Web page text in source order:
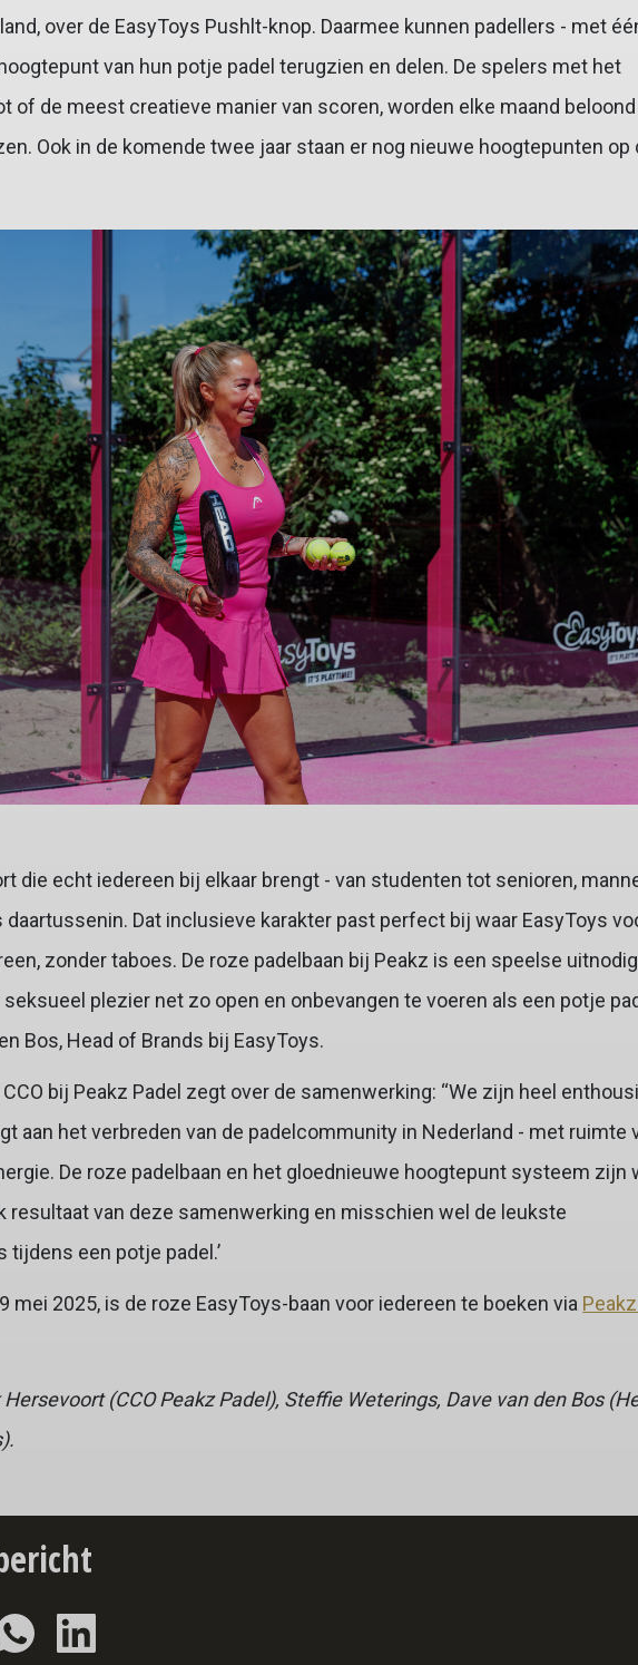
over de EasyToys Pushlt-knop. Daarmee kunnen padellers - met
van hun potje padel terugzien en delen. De spelers met het
of de meest creatieve manier van scoren, worden elke maand
Ook in de komende twee jaar staan er nog nieuwe hoogtepunten op
die echt iedereen bij elkaar brengt - van studenten tot senioren,
daartussenin. Dat inclusieve karakter past perfect bij waar EasyToys
zonder taboes. De roze padelbaan bij Peakz is een speelse
plezier net zo open en onbevangen te voeren als een potje
Bos, Head of Brands bij EasyToys.
bij Peakz Padel zegt over de samenwerking: ‘‘We zijn heel
aan het verbreden van de padelcommunity in Nederland - met ruimte
De roze padelbaan en het gloednieuwe hoogtepunt systeem zijn
resultaat van deze samenwerking en misschien wel de leukste
tijdens een potje padel.’
mei 2025, is de roze EasyToys-baan voor iedereen te boeken via
Hersevoort (CCO Peakz Padel), Steffie Weterings, Dave van den Bos